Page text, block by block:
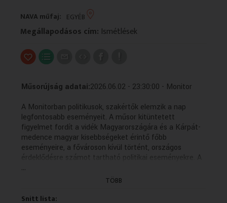
NAVA műfaj: EGYÉB
Megállapodásos cím: Ismétlések
Műsorújság adatai:2026.06.02 - 23:30:00 - Monitor
A Monitorban politikusok, szakértők elemzik a nap
legfontosabb eseményeit. A műsor kitüntetett
figyelmet fordít a vidék Magyarországára és a Kárpát-
medence magyar kisebbségeket érintő főbb
eseményeire, a fővároson kívül történt, országos
érdeklődésre számot tartható politikai eseményekre. A
műsor célcsoportja azok a rendszeres hírfogyasztók,
akik átlagos műveltséggel rendelkeznek a közéletről, és
...
TÖBB
Snitt lista: